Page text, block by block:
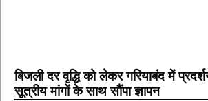
बिजली दर वृद्धि को लेकर गरियाबंद में
सूत्रीय मांगों के साथ सौंपा ज्ञापन